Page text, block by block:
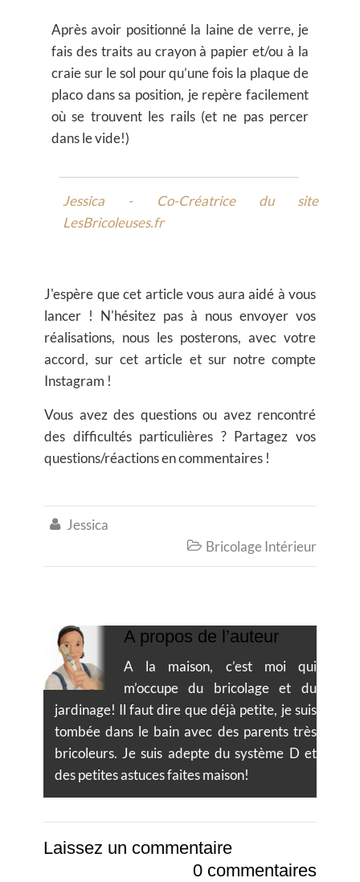
Après avoir positionné la laine de verre, je
fais des traits au crayon à papier et/ou à la
craie sur le sol pour qu’une fois la plaque de
placo dans sa position, je repère facilement
où se trouvent les rails (et ne pas percer
dans le vide!)
Jessica - Co-Créatrice du site
LesBricoleuses.fr
J'espère que cet article vous aura aidé à vous
lancer ! N'hésitez pas à nous envoyer vos
réalisations, nous les posterons, avec votre
accord, sur cet article et sur notre compte
Instagram !
Vous avez des questions ou avez rencontré
des difficultés particulières ? Partagez vos
questions/réactions en commentaires !
 Jessica
 Bricolage Intérieur
A propos de l’auteur
A la maison, c’est moi qui
m’occupe du bricolage et du
jardinage! Il faut dire que déjà petite, je suis
tombée dans le bain avec des parents très
bricoleurs. Je suis adepte du système D et
des petites astuces faites maison!
Laissez un commentaire
0 commentaires